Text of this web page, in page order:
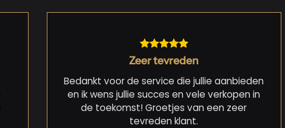
Zeer tevreden
Bedankt voor de service die jullie aanbieden
en ik wens jullie succes en vele verkopen in
de toekomst! Groetjes van een zeer
tevreden klant.